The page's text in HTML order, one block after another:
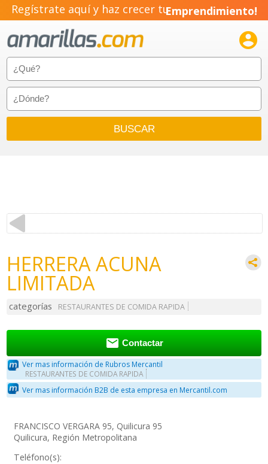
Regístrate aquí y haz crecer tuEmprendimiento!

HERRERA ACUNA
LIMITADA
categorías RESTAURANTES DE COMIDA RAPIDA
 Contactar
Ver mas información de Rubros Mercantil
RESTAURANTES DE COMIDA RAPIDA
Ver mas información B2B de esta empresa en Mercantil.com
FRANCISCO VERGARA 95, Quilicura 95
Quilicura, Región Metropolitana
Teléfono(s):